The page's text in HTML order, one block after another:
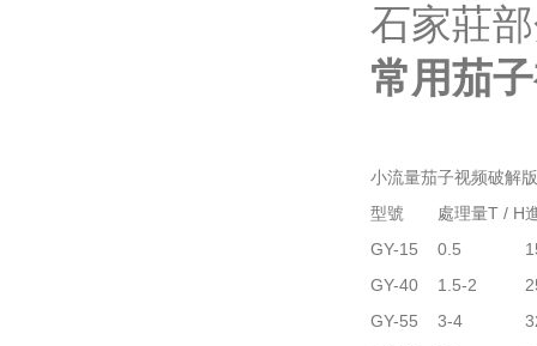
石家莊部
常用茄子
小流量茄子视频破解
型號
處理量T / H
GY-15
0.5
GY-40
1.5-2
GY-55
3-4